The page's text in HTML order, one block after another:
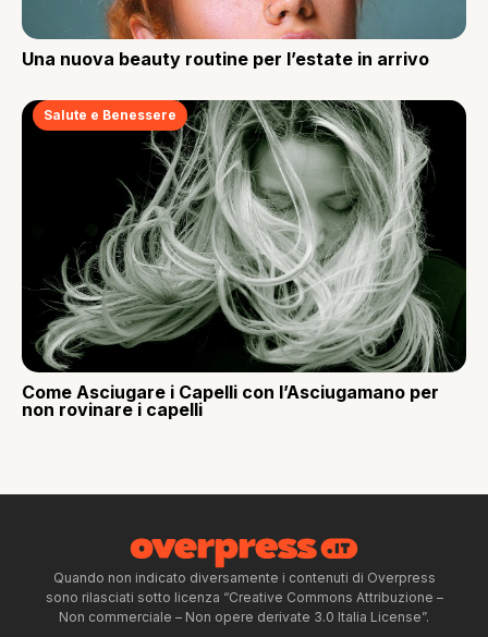
Una nuova beauty routine per l’estate in arrivo
Salute e Benessere
Come Asciugare i Capelli con l’Asciugamano per
non rovinare i capelli
Quando non indicato diversamente i contenuti di Overpress
sono rilasciati sotto licenza “Creative Commons Attribuzione –
Non commerciale – Non opere derivate 3.0 Italia License”.